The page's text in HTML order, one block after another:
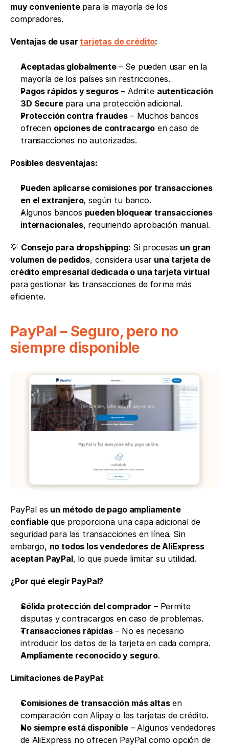
muy conveniente para la mayoría de los
compradores.
Ventajas de usar tarjetas de crédito:
Aceptadas globalmente – Se pueden usar en la
mayoría de los países sin restricciones.
Pagos rápidos y seguros – Admite autenticación
3D Secure para una protección adicional.
Protección contra fraudes – Muchos bancos
ofrecen opciones de contracargo en caso de
transacciones no autorizadas.
Posibles desventajas:
Pueden aplicarse comisiones por transacciones
en el extranjero, según tu banco.
Algunos bancos pueden bloquear transacciones
internacionales, requiriendo aprobación manual.
💡 Consejo para dropshipping: Si procesas un gran
volumen de pedidos, considera usar una tarjeta de
crédito empresarial dedicada o una tarjeta virtual
para gestionar las transacciones de forma más
eficiente.
PayPal – Seguro, pero no
siempre disponible
PayPal es un método de pago ampliamente
confiable que proporciona una capa adicional de
seguridad para las transacciones en línea. Sin
embargo, no todos los vendedores de AliExpress
aceptan PayPal, lo que puede limitar su utilidad.
¿Por qué elegir PayPal?
Sólida protección del comprador – Permite
disputas y contracargos en caso de problemas.
Transacciones rápidas – No es necesario
introducir los datos de la tarjeta en cada compra.
Ampliamente reconocido y seguro.
Limitaciones de PayPal:
Comisiones de transacción más altas en
comparación con Alipay o las tarjetas de crédito.
No siempre está disponible – Algunos vendedores
de AliExpress no ofrecen PayPal como opción de